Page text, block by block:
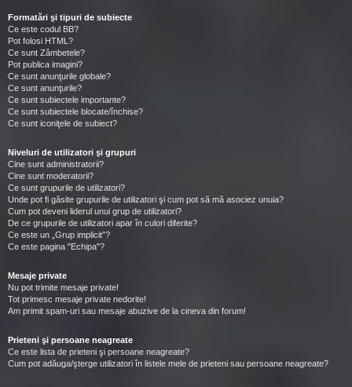
Formatări şi tipuri de subiecte
Ce este codul BB?
Pot folosi HTML?
Ce sunt Zâmbetele?
Pot publica imagini?
Ce sunt anunţurile globale?
Ce sunt anunţurile?
Ce sunt subiectele importante?
Ce sunt subiectele blocate/închise?
Ce sunt iconiţele de subiect?
Niveluri de utilizatori şi grupuri
Cine sunt administratorii?
Cine sunt moderatorii?
Ce sunt grupurile de utilizatori?
Unde pot fi găsite grupurile de utilizatori şi cum pot să mă asociez unuia?
Cum pot deveni liderul unui grup de utilizatori?
De ce grupurile de utilizatori apar în culori diferite?
Ce este un „Grup implicit”?
Ce este pagina "Echipa"?
Mesaje private
Nu pot trimite mesaje private!
Tot primesc mesaje private nedorite!
Am primit spam-uri sau mesaje abuzive de la cineva din forum!
Prieteni şi persoane neagreate
Ce este lista de prieteni şi persoane neagreate?
Cum pot adăuga/şterge utilizatori în listele mele de prieteni sau persoane neagreate?